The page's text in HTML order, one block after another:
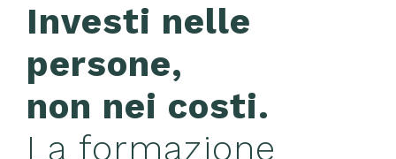
Investi nelle
persone,
non nei costi.
La formazione